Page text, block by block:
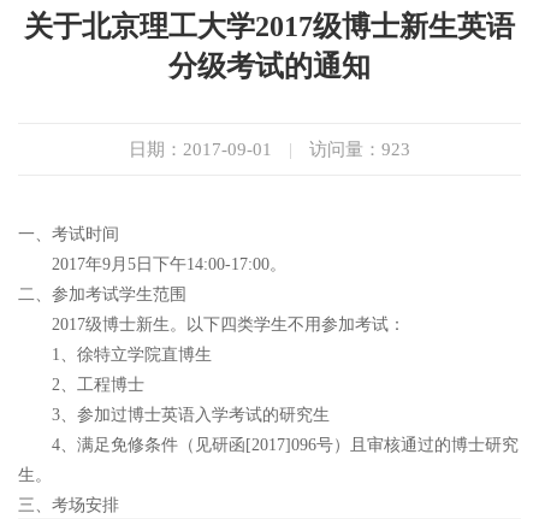
关于北京理工大学2017级博士新生英语
分级考试的通知
日期：2017-09-01 | 访问量： 923
一、考试时间
2017年9月5日下午14:00-17:00。
二、参加考试学生范围
2017级博士新生。以下四类学生不用参加考试：
1、徐特立学院直博生
2、工程博士
3、参加过博士英语入学考试的研究生
4、满足免修条件（见研函[2017]096号）且审核通过的博士研究
生。
三、考场安排